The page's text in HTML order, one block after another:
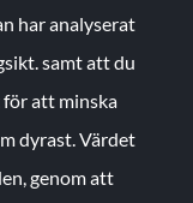
har analyserat
samt att du
att minska
dyrast. Värdet
genom att